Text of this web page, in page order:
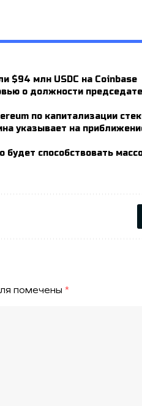
$94 млн USDC на Coinbase
о должности
по капитализации
указывает на
будет способствовать
помечены *